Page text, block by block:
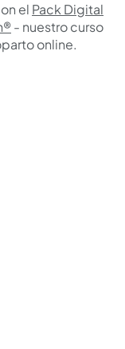
el Pack Digital
- nuestro curso
online.